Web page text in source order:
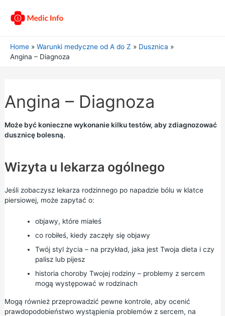
Home Warunki medyczne od A do Z
Dusznica
Angina – Diagnoza
Angina – Diagnoza
Może być konieczne wykonanie kilku testów, aby zdiagnozować
dusznicę bolesną.
Wizyta u lekarza ogólnego
Jeśli zobaczysz lekarza rodzinnego po napadzie bólu w klatce
piersiowej, może zapytać o:
objawy, które miałeś
co robiłeś, kiedy zaczęły się objawy
Twój styl życia – na przykład, jaka jest Twoja dieta i czy
palisz lub pijesz
historia choroby Twojej rodziny – problemy z sercem
mogą występować w rodzinach
Mogą również przeprowadzić pewne kontrole, aby ocenić
prawdopodobieństwo wystąpienia problemów z sercem, na